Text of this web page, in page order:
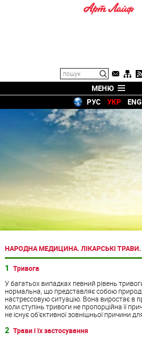
МЕНЮ
РУС
УКР ENG
НАРОДНА МЕДИЦИНА. ЛІКАРСЬКІ ТРАВИ.
1 Тривога
У багатьох випадках певний рівень
нормальна, що представляє собою
настрессовую ситуацію. Вона виростає в
коли ступінь тривоги не пропорційна її
не існує об'єктивної зовнішньої причини
2 Трави і їх застосування